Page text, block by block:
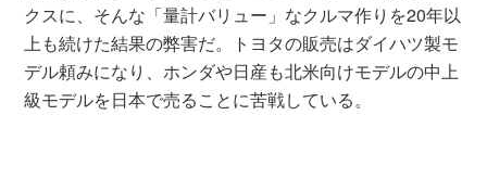
クスに、そんな「量計バリュー」なクルマ作りを20年以
上も続けた結果の弊害だ。トヨタの販売はダイハツ製モ
デル頼みになり、ホンダや日産も北米向けモデルの中上
級モデルを日本で売ることに苦戦している。